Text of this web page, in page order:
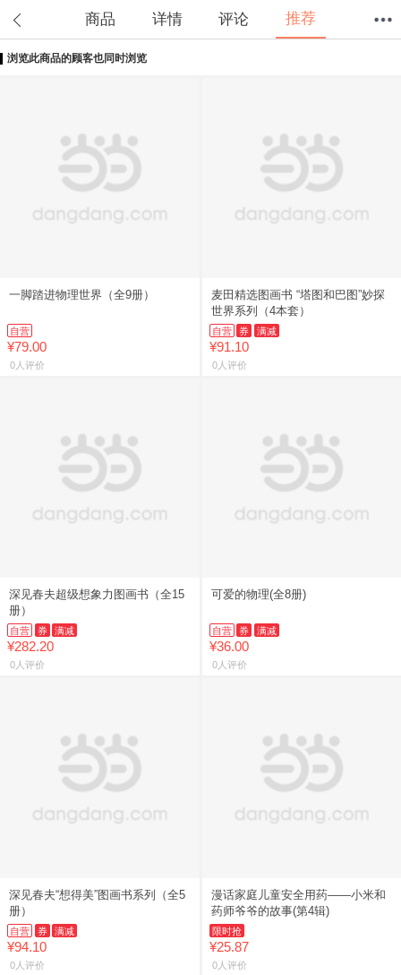
商品 详情 评论 推荐
浏览此商品的顾客也同时浏览
一脚踏进物理世界（全9册）
自营
¥79.00
0人评价
麦田精选图画书 “塔图和巴图”妙探
世界系列（4本套）
自营 券 满减
¥91.10
0人评价
深见春夫超级想象力图画书（全15
册）
自营 券 满减
¥282.20
0人评价
可爱的物理(全8册)
自营 券 满减
¥36.00
0人评价
深见春夫“想得美”图画书系列（全5
册）
自营 券 满减
¥94.10
0人评价
漫话家庭儿童安全用药——小米和
药师爷爷的故事(第4辑)
限时抢
¥25.87
0人评价